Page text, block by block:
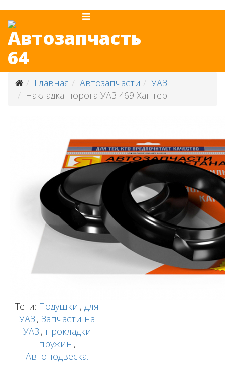
Главная Автозапчасти
УАЗ
Накладка порога УАЗ 469 Хантер
Теги: Подушки.,для
УАЗ., Запчасти на
УАЗ., прокладки
пружин.,
Автоподвеска.